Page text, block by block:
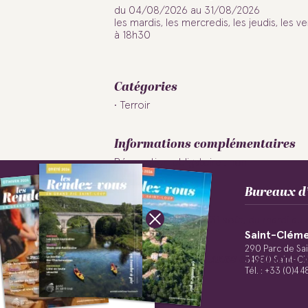
du 04/08/2026 au 31/08/2026
les mardis, les mercredis, les jeudis, les
à 18h30
Catégories
Terroir
Informations complémentaires
Réservation obligatoire : non
Ouverture
Ouvert du 29 mai au 31 août, du mardi au
Accueil de personnes en
Accessible
Suivez-nous !
Bureaux
Saint-
290 Parc de
34980 Saint-
Tél. : +33 (0)4